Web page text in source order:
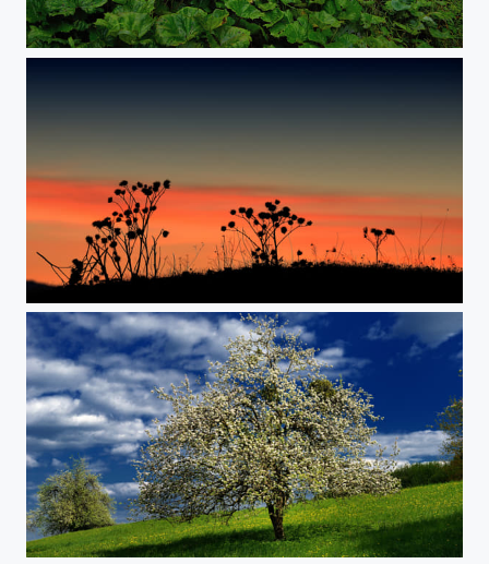
Krimml
early evening
Vulkanland Frühling